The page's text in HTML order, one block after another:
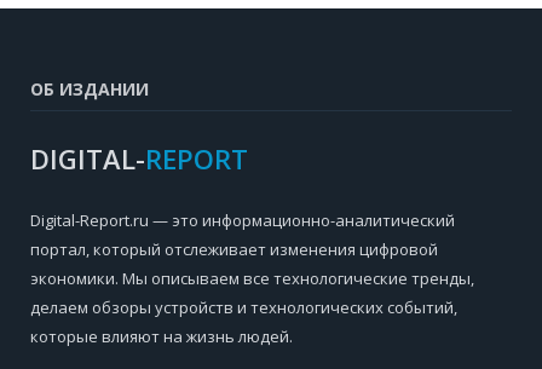
ОБ ИЗДАНИИ
DIGITAL-REPORT
Digital-Report.ru — это информационно-аналитический
портал, который отслеживает изменения цифровой
экономики. Мы описываем все технологические тренды,
делаем обзоры устройств и технологических событий,
которые влияют на жизнь людей.